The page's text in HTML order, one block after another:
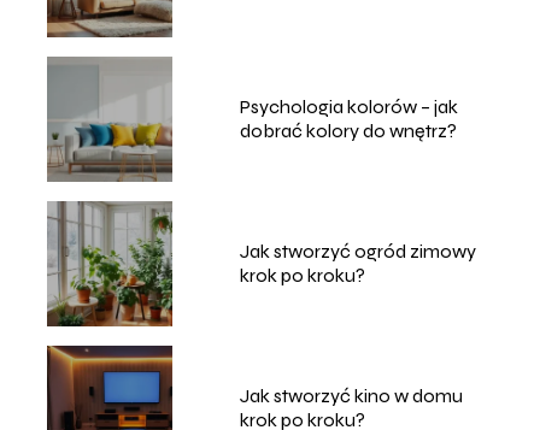
Psychologia kolorów – jak
dobrać kolory do wnętrz?
Jak stworzyć ogród zimowy
krok po kroku?
Jak stworzyć kino w domu
krok po kroku?